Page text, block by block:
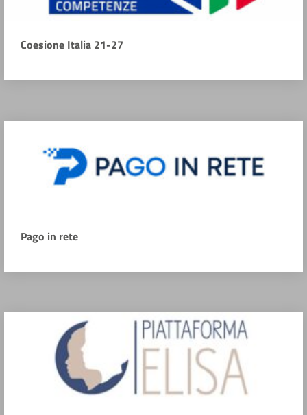
Coesione Italia 21-27
Pago in rete